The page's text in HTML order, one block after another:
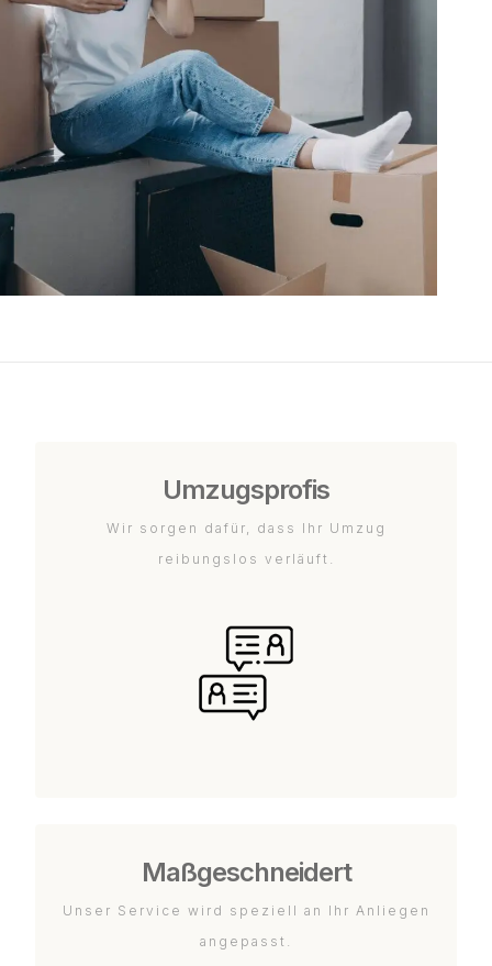
Umzugsprofis
Wir sorgen dafür, dass Ihr Umzug
reibungslos verläuft.
Maßgeschneidert
Unser Service wird speziell an Ihr Anliegen
angepasst.